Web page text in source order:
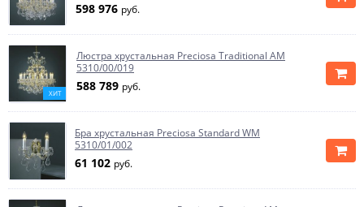
598 976 руб.
ХИТ
Люстра хрустальная Preciosa Traditional AM
5310/00/019
588 789 руб.
Бра хрустальная Preciosa Standard WM
5310/01/002
61 102 руб.